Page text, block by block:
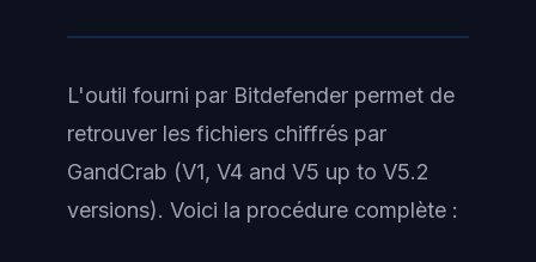
L'outil fourni par Bitdefender permet de
retrouver les fichiers chiffrés par
GandCrab (V1, V4 and V5 up to V5.2
versions). Voici la procédure complète :